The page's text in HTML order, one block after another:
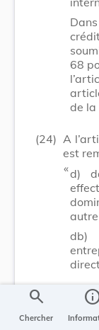
68
de la
(24) A
est
​ «d)
db)
(25)
A
search
Chercher